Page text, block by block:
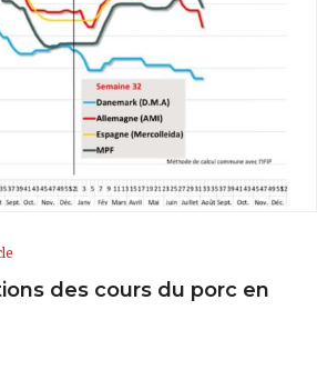
des cours du porc en